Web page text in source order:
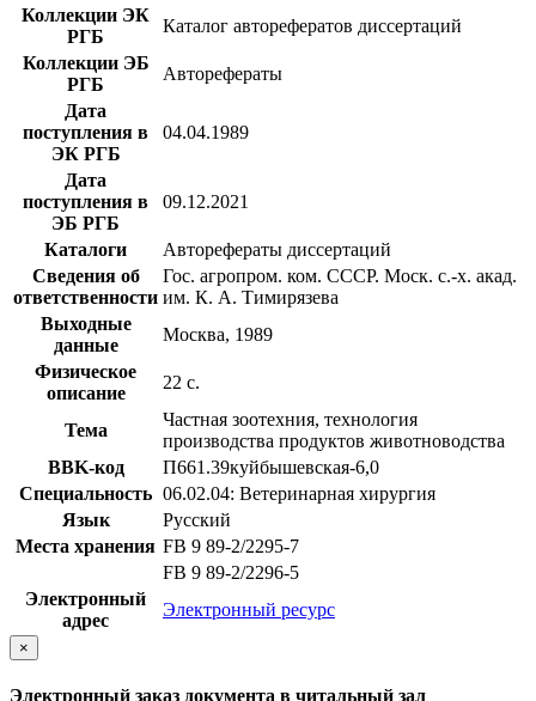
Коллекции ЭК
РГБ
Каталог авторефератов диссертаций
Коллекции ЭБ
РГБ
Авторефераты
Дата
поступления в
ЭК РГБ
04.04.1989
Дата
поступления в
ЭБ РГБ
09.12.2021
Каталоги
Авторефераты диссертаций
Сведения об
ответственности
Гос. агропром. ком. СССР. Моск. с.-х. акад.
им. К. А. Тимирязева
Выходные
данные
Москва, 1989
Физическое
описание
22 с.
Тема
Частная зоотехния, технология
производства продуктов животноводства
BBK-код
П661.39куйбышевская-6,0
Специальность 06.02.04: Ветеринарная хирургия
Язык
Русский
Места хранения FB 9 89-2/2295-7
FB 9 89-2/2296-5
Электронный
адрес
Электронный ресурс
×
Электронный заказ документа в читальный зал